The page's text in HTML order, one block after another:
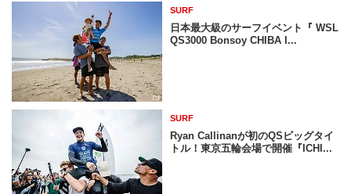
SURF
日本最大級のサーフイベント『 WSL
QS3000 Bonsoy CHIBA I...
SURF
Ryan Callinanが初のQSビッグタイ
トル！東京五輪会場で開催『ICHI...